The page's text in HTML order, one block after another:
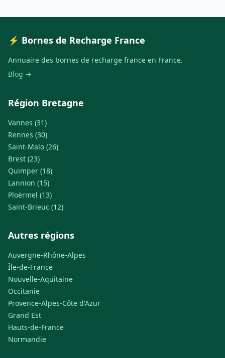
⚡ Bornes de Recharge France
Annuaire des bornes de recharge france en France.
Blog →
Région Bretagne
Vannes (31)
Rennes (30)
Saint-Malo (26)
Brest (23)
Quimper (18)
Lannion (15)
Ploërmel (13)
Saint-Brieuc (12)
Autres régions
Auvergne-Rhône-Alpes
Île-de-France
Nouvelle-Aquitaine
Occitanie
Provence-Alpes-Côte d'Azur
Grand Est
Hauts-de-France
Normandie